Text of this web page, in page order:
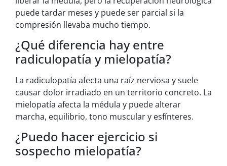
puede tardar meses y puede ser parcial si la
compresión llevaba mucho tiempo.
¿Qué diferencia hay entre
radiculopatía y mielopatía?
La radiculopatía afecta una raíz nerviosa y suele
causar dolor irradiado en un territorio concreto. La
mielopatía afecta la médula y puede alterar
marcha, equilibrio, tono muscular y esfínteres.
¿Puedo hacer ejercicio si
sospecho mielopatía?